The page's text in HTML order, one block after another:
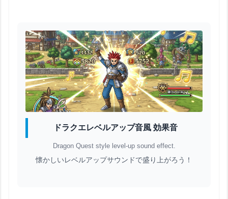
ドラクエレベルアップ音風 効果音
Dragon Quest style level-up sound effect.
懐かしいレベルアップサウンドで盛り上がろう！